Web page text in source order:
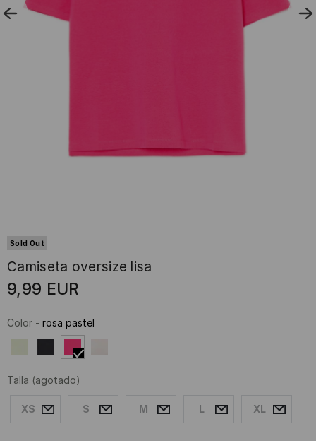
Sold Out
Camiseta oversize lisa
9,99 EUR
Color - rosa pastel
Talla (agotado)
XS S M L XL